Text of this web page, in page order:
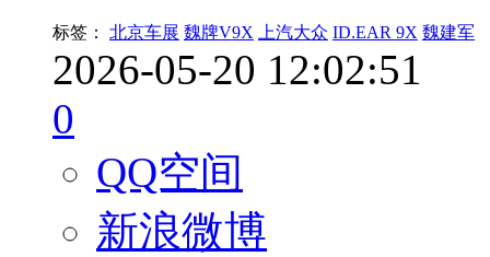
标签： 北京车展 魏牌V9X 上汽大众 ID.EAR 9X 魏建军
2026-05-20 12:02:51
0
QQ空间
新浪微博